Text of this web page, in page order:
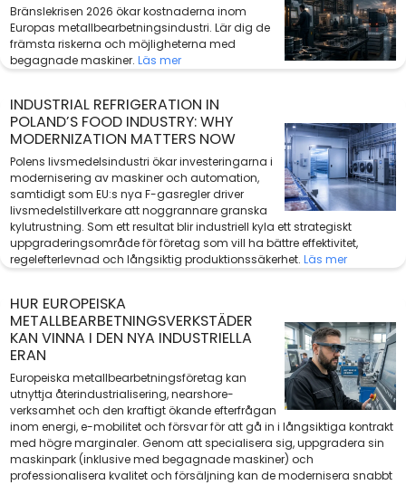
Bränslekrisen 2026 ökar kostnaderna inom
Europas metallbearbetningsindustri. Lär dig de
främsta riskerna och möjligheterna med
begagnade maskiner. Läs mer
INDUSTRIAL REFRIGERATION IN
POLAND’S FOOD INDUSTRY: WHY
MODERNIZATION MATTERS NOW
Polens livsmedelsindustri ökar investeringarna i
modernisering av maskiner och automation,
samtidigt som EU:s nya F-gasregler driver
livsmedelstillverkare att noggrannare granska
kylutrustning. Som ett resultat blir industriell kyla ett strategiskt
uppgraderingsområde för företag som vill ha bättre effektivitet,
regelefterlevnad och långsiktig produktionssäkerhet. Läs mer
HUR EUROPEISKA
METALLBEARBETNINGSVERKSTÄDER
KAN VINNA I DEN NYA INDUSTRIELLA
ERAN
Europeiska metallbearbetningsföretag kan
utnyttja återindustrialisering, nearshore-
verksamhet och den kraftigt ökande efterfrågan
inom energi, e-mobilitet och försvar för att gå in i långsiktiga kontrakt
med högre marginaler. Genom att specialisera sig, uppgradera sin
maskinpark (inklusive med begagnade maskiner) och
professionalisera kvalitet och försäljning kan de modernisera snabbt